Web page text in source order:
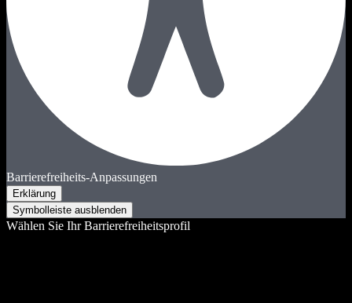
Barrierefreiheits-Anpassungen
Erklärung
Symbolleiste ausblenden
Wählen Sie Ihr Barrierefreiheitsprofil